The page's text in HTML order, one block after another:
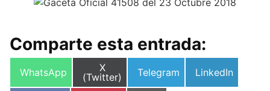
Comparte esta entrada:
Compartir
WhatsApp
Compartir
en
X
(Twitter)
Compartir
Telegram
Compartir
LinkedIn